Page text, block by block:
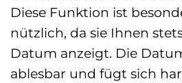
Diese Funktion ist
nützlich, da sie Ihnen
Datum anzeigt. Die
ablesbar und fügt sich